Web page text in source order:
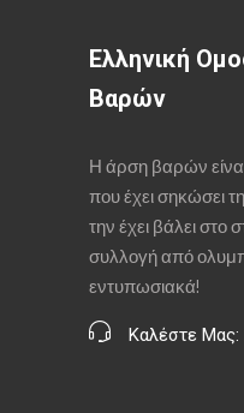
Ελληνική
Βαρών
Η άρση βαρών
που έχει σηκώσει
την έχει βάλει
συλλογή από
εντυπωσιακά!
Καλέστε Μας: